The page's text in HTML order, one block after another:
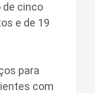
de cinco
e de 19
para
com